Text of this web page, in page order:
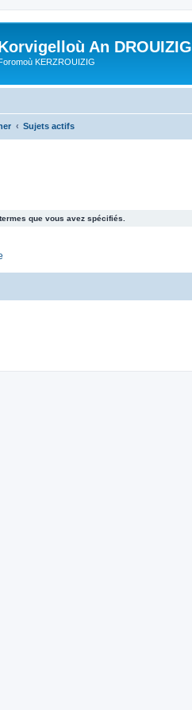
An DROUIZIG
KERZROUIZIG
Sujets actifs
que vous avez spécifiés.